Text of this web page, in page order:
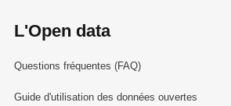
L'Open data
Questions fréquentes (FAQ)
Guide d'utilisation des données ouvertes